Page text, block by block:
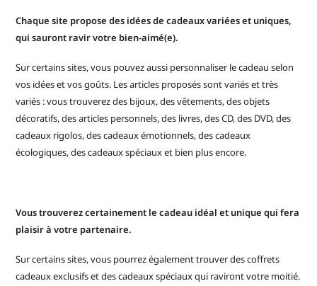
Chaque site propose des idées de cadeaux variées et uniques,
qui sauront ravir votre bien-aimé(e).
Sur certains sites, vous pouvez aussi personnaliser le cadeau selon
vos idées et vos goûts. Les articles proposés sont variés et très
variés : vous trouverez des bijoux, des vêtements, des objets
décoratifs, des articles personnels, des livres, des CD, des DVD, des
cadeaux rigolos, des cadeaux émotionnels, des cadeaux
écologiques, des cadeaux spéciaux et bien plus encore.
Vous trouverez certainement le cadeau idéal et unique qui fera
plaisir à votre partenaire.
Sur certains sites, vous pourrez également trouver des coffrets
cadeaux exclusifs et des cadeaux spéciaux qui raviront votre moitié.